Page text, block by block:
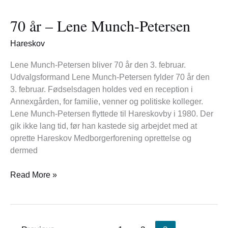
70 år – Lene Munch-Petersen
Hareskov
Lene Munch-Petersen bliver 70 år den 3. februar.
Udvalgsformand Lene Munch-Petersen fylder 70 år den
3. februar. Fødselsdagen holdes ved en reception i
Annexgården, for familie, venner og politiske kolleger.
Lene Munch-Petersen flyttede til Hareskovby i 1980. Der
gik ikke lang tid, før han kastede sig arbejdet med at
oprette Hareskov Medborgerforening oprettelse og
dermed
–
Lene
Munch-
Read More »